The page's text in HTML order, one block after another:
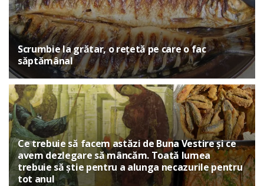
Scrumbie la grătar, o rețetă pe care o fac
săptămânal
Ce trebuie să facem astăzi de Buna Vestire și ce
avem dezlegare să mâncăm. Toată lumea
trebuie să știe pentru a alunga necazurile pentru
tot anul